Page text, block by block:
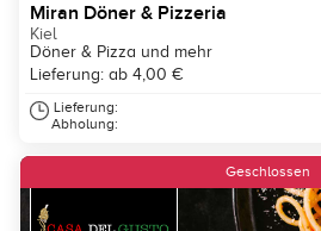
Miran Döner & Pizzeria
Kiel
Döner & Pizza und mehr
Lieferung: ab 4,00 €
Lieferung:
Abholung:
Geschlossen